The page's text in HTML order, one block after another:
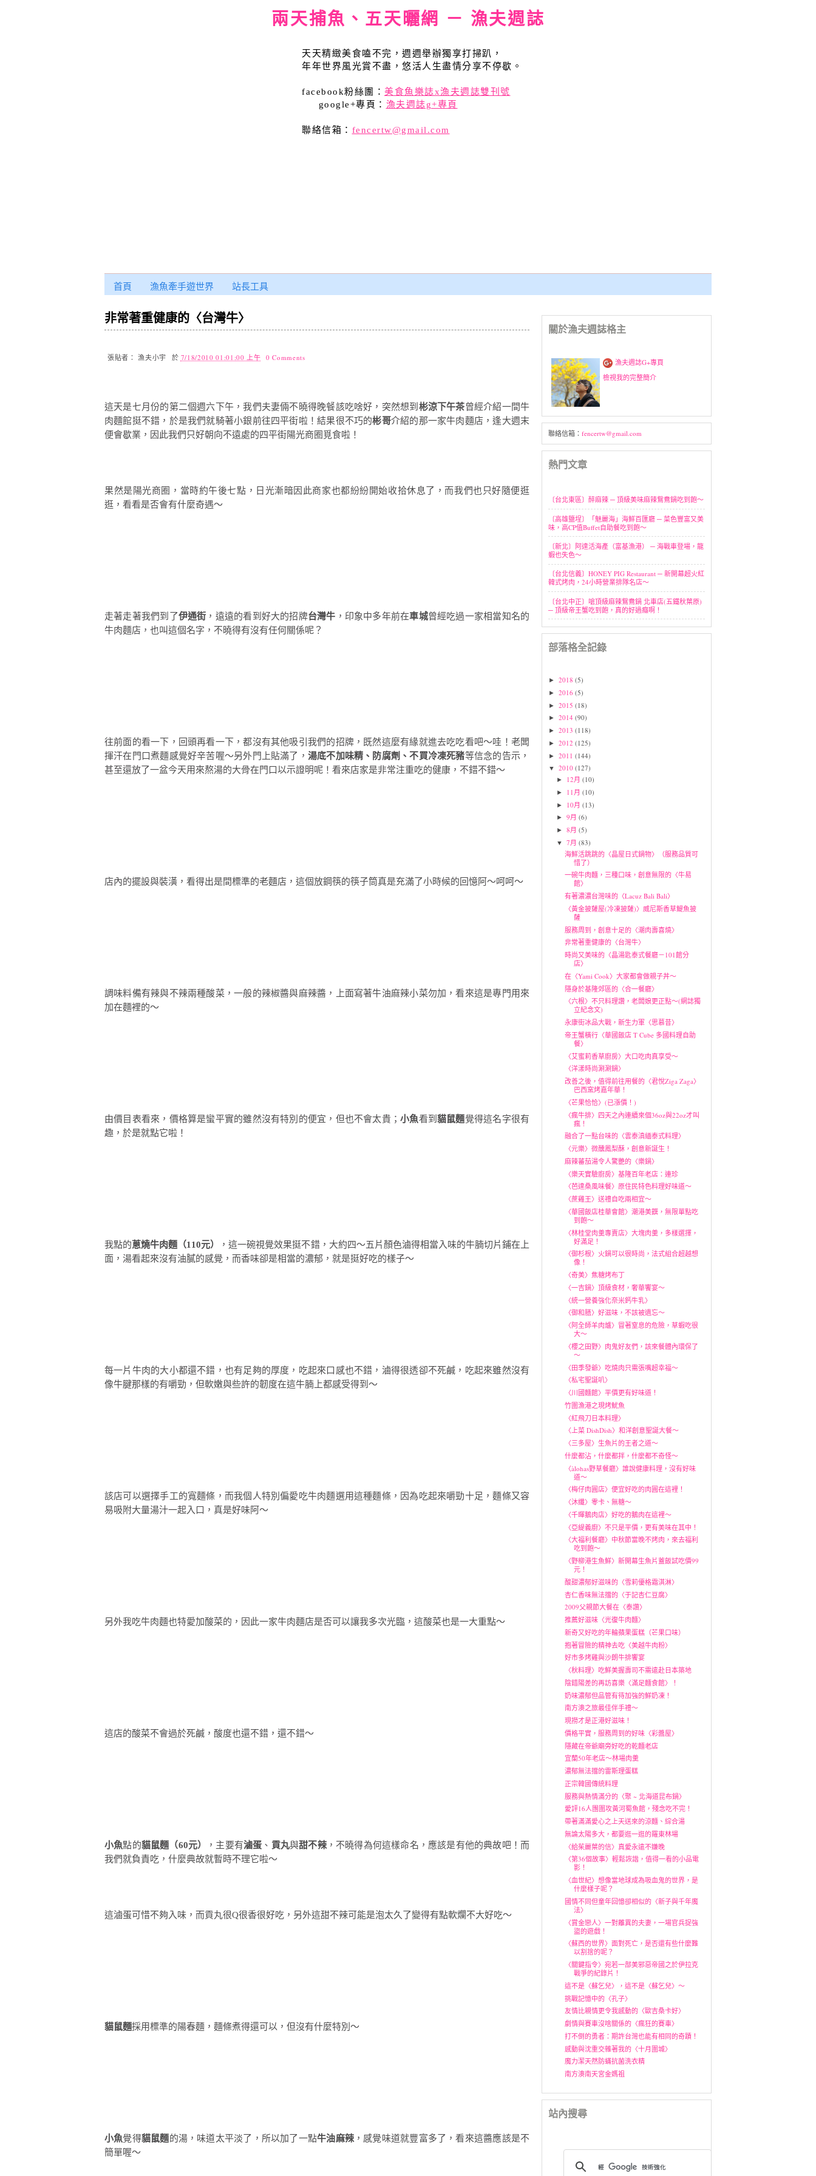
兩天捕魚、五天曬網 － 漁夫週誌
天天精緻美食嗑不完，週週舉辦獨享打掃趴，
年年世界風光賞不盡，悠活人生盡情分享不停歇。
facebook粉絲團： 美食魚樂誌x漁夫週誌雙刊號
google+專頁： 漁夫週誌g+專頁
聯絡信箱： fencertw@gmail.com
首頁 漁魚牽手遊世界 站長工具
非常著重健康的〈台灣牛〉
張貼者：漁夫小宇 於 7/18/2010 01:01:00 上午 0 Comments
這天是七月份的第二個週六下午，我們夫妻倆不曉得晚餐該吃啥好，突然想到 彬涼下午茶曾經介紹一間牛
肉麵館挺不錯，於是我們就騎著小銀前往四平街啦！結果很不巧的彬哥介紹的那一家牛肉麵店，逢大週末
便會歇業，因此我們只好朝向不遠處的四平街陽光商圈覓食啦！
果然是陽光商圈，當時約午後七點，日光漸暗因此商家也都紛紛開始收拾休息了，而我們也只好隨便逛
逛，看看是否會有什麼奇遇～
走著走著我們到了伊通街 ，遠遠的看到好大的招牌台灣牛 ，印象中多年前在車城曾經吃過一家相當知名的
牛肉麵店，也叫這個名字，不曉得有沒有任何關係呢？
往前面的看一下，回頭再看一下，都沒有其他吸引我們的招牌，既然這麼有緣就進去吃吃看吧～哇！老闆
揮汗在門口煮麵感覺好辛苦喔～另外門上貼滿了， 湯底不加味精、防腐劑、不買冷凍死豬等信念的告示，
甚至還放了一盆今天用來熬湯的大骨在門口以示證明呢！看來店家是非常注重吃的健康，不錯不錯～
店內的擺設與裝潢，看得出是間標準的老麵店，這個放鋼筷的筷子筒真是充滿了小時候的回憶阿～呵呵～
調味料備有辣與不辣兩種酸菜，一般的辣椒醬與麻辣醬，上面寫著牛油麻辣小菜勿加，看來這是專門用來
加在麵裡的～
由價目表看來，價格算是蠻平實的雖然沒有特別的便宜，但也不會太貴； 小魚看到貓鼠麵覺得這名字很有
趣，於是就點它啦！
我點的蔥燒牛肉麵（110元）
，這一碗視覺效果挺不錯，大約四～五片顏色滷得相當入味的牛腩切片鋪在上
面，湯看起來沒有油膩的感覺，而香味卻是相當的濃郁，就是挺好吃的樣子～
每一片牛肉的大小都還不錯，也有足夠的厚度，吃起來口感也不錯，滷得很透卻不死鹹，吃起來雖然沒有
像牛腱那樣的有嚼勁，但軟嫩與些許的韌度在這牛腩上都感受得到～
該店可以選擇手工的寬麵條，而我個人特別偏愛吃牛肉麵選用這種麵條，因為吃起來嚼勁十足，麵條又容
易吸附大量湯汁一起入口，真是好味阿～
另外我吃牛肉麵也特愛加酸菜的，因此一家牛肉麵店是否可以讓我多次光臨，這酸菜也是一大重點～
這店的酸菜不會過於死鹹，酸度也還不錯，還不錯～
小魚點的貓鼠麵（60元） ，主要有滷蛋 、 貢丸與甜不辣，不曉得為何這樣命名，應該是有他的典故吧！而
我們就負責吃，什麼典故就暫時不理它啦～
這滷蛋可惜不夠入味，而貢丸很Q很香很好吃，另外這甜不辣可能是泡太久了變得有點軟爛不大好吃～
貓鼠麵採用標準的陽春麵，麵條煮得還可以，但沒有什麼特別～
小魚覺得貓鼠麵的湯，味道太平淡了，所以加了一點牛油麻辣 ，感覺味道就豐富多了，看來這醬應該是不
簡單喔～
關於漁夫週誌格主
漁夫週誌G+專頁
檢視我的完整簡介
聯絡信箱： fencertw@gmail.com
熱門文章
〔台北東區〕醉麻辣 ─ 頂級美味麻辣鴛鴦鍋吃到飽～
〔高雄鹽埕〕「魅麗海」海鮮百匯廳 ─ 菜色豐富又美
味，高CP值Buffet自助餐吃到飽～
〔新北〕阿達活海產（富基漁港） ─ 海戰車登場，龍
蝦也失色～
〔台北信義〕HONEY PIG Restaurant ─ 新開幕超火紅
韓式烤肉，24小時營業排隊名店～
〔台北中正〕嗆頂級麻辣鴛鴦鍋 北車店(五鐵秋葉原)
─ 頂級帝王蟹吃到飽，真的好過癮啊！
部落格全記錄
► 2018 (5)
► 2016 (5)
► 2015 (18)
► 2014 (90)
► 2013 (118)
► 2012 (125)
► 2011 (144)
▼ 2010 (127)
► 12月(10)
► 11月(10)
► 10月(13)
►9月(6)
►8月(5)
▼7月(83)
海鮮活跳跳的〈晶屋日式鍋物〉（服務品質可
惜了）
一碗牛肉麵，三種口味，創意無限的〈牛易
館〉
有著濃濃台灣味的〈Lacuz Bali Bali〉
〈黃金披薩屋(冷凍披薩)〉威尼斯香草鯷魚披
薩
服務周到，創意十足的〈潮肉壽喜燒〉
非常著重健康的〈台灣牛〉
時尚又美味的〈晶湯匙泰式餐廳－101館分
店〉
在〈Yami Cook〉大家都會做親子丼～
隱身於基隆郊區的〈合一餐廳〉
〈六根〉不只料理讚，老闆娘更正點～(網誌獨
立紀念文)
永康街冰品大戰，新生力軍〈思慕昔〉
帝王蟹橫行〈華國飯店 T Cube 多國料理自助
餐〉
〈艾蜜莉香草廚房〉大口吃肉真享受～
〈洋漾時尚涮涮鍋〉
改善之後，值得前往用餐的〈君悅Ziga Zaga〉
巴西窯烤嘉年華！
〈芒果恰恰〉(已漲價！)
〈瘋牛排〉四天之內連續來個36oz與22oz才叫
瘋！
融合了一點台味的〈雲泰滇緬泰式料理〉
〈元樂〉微醺鳳梨酥，創意新誕生！
麻辣蕃茄湯令人驚艷的〈樂鍋〉
〈樂天實驗廚房〉基隆百年老店：連珍
〈芭達桑風味餐〉原住民特色料理好味道～
〈蔗雞王〉送禮自吃兩相宜～
〈華國飯店桂華會館〉潮港美饌，無限單點吃
到飽～
〈林桂堂肉羹專賣店〉大塊肉羹，多樣選擇，
好滿足！
〈御杉根〉火鍋可以很時尚，法式組合超越想
像！
〈奇美〉焦糖烤布丁
〈一吉鍋〉頂級食材，奢華饗宴～
〈統一營養強化奈米鈣牛乳〉
〈御和膳〉好滋味，不該被遺忘～
〈阿全師羊肉爐〉冒著窒息的危險，草蝦吃很
大～
〈櫻之田野〉肉鬼好友們，該來餐體內環保了
～
〈田季發爺〉吃燒肉只需張嘴超幸福～
〈私宅聖誕叭〉
〈川國麵館〉平價更有好味道！
竹圍漁港之現烤魷魚
〈紅飛刀日本料理〉
〈上菜 DishDish〉和洋創意聖誕大餐～
〈三多屋〉生魚片的王者之道～
什麼都沾，什麼都拌，什麼都不奇怪～
〈àlohas野草餐廳〉誰說健康料理，沒有好味
道～
〈梅仔肉圓店〉便宜好吃的肉圓在這裡！
〈沐纖〉零卡、無糖～
〈千暉鵝肉店〉好吃的鵝肉在這裡～
〈亞緹義廚〉不只是平價，更有美味在其中！
〈大福利餐廳〉中秋節當晚不烤肉，來去福利
吃到飽～
〈野柳港生魚鮮〉新開幕生魚片蓋飯試吃價99
元！
酸甜濃郁好滋味的〈雪莉優格霜淇淋〉
杏仁香味無法擋的〈于記杏仁豆腐〉
2009父親節大餐在〈泰讚〉
推薦好滋味〈光復牛肉麵〉
新奇又好吃的年輪蘋果蛋糕（芒果口味）
抱著冒險的精神去吃〈美越牛肉粉〉
好市多烤雞與沙朗牛排饗宴
〈秋料理〉吃鮮美握壽司不需遠赴日本築地
陰錯陽差的再訪喜樂〈滿足麵食館〉！
奶味濃郁但品管有待加強的鮮奶凍！
南方澳之旅最佳伴手禮～
現撈才是正港好滋味！
價格平實，服務周到的好味〈彩醬屋〉
隱藏在帝爺廟旁好吃的乾麵老店
宜蘭50年老店～林場肉羹
濃郁無法擋的雷斯理蛋糕
正宗韓國傳統料理
服務與熱情滿分的〈聚 ~ 北海道昆布鍋〉
愛評16人團圍攻黃河蜀魚館，殘念吃不完！
帶著滿滿愛心之上天送來的涼麵、綜合湯
無論太陽多大，都要逛一逛的羅東林場
〈給茱麗葉的信〉真愛永遠不嫌晚
〈第36個故事〉輕鬆詼諧，值得一看的小品電
影！
〈血世紀〉想像當地球成為吸血鬼的世界，是
什麼樣子呢？
國情不同但童年回憶卻相似的〈新子與千年魔
法〉
〈賞金戀人〉一對離異的夫妻，一場官兵捉強
盜的遊戲！
〈蘇西的世界〉面對死亡，是否還有些什麼難
以割捨的呢？
〈關鍵指令〉宛若一部美邪惡帝國之於伊拉克
戰爭的紀錄片！
這不是〈蘇乞兒〉，這不是〈蘇乞兒〉～
挑戰記憶中的〈孔子〉
友情比親情更令我感動的〈歐吉桑卡好〉
劇情與賽車沒啥關係的〈瘋狂的賽車〉
打不倒的勇者：期許台灣也能有相同的奇蹟！
感動與沈重交雜著我的〈十月圍城〉
魔力潔天然防蟎抗菌洗衣精
南方澳南天宮金媽祖
站內搜尋